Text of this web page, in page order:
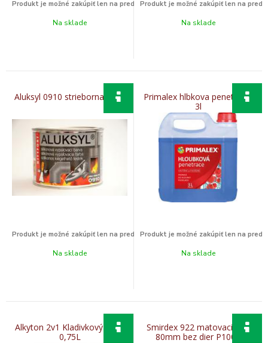
Na sklade Na sklade
Aluksyl 0910 strieborna 400g
Na sklade
Primalex hlbkova penetracia
3l
Na sklade
Alkyton 2v1 Kladivkový efekt
0,75L
Smirdex 922 matovaci disk
80mm bez dier P1000